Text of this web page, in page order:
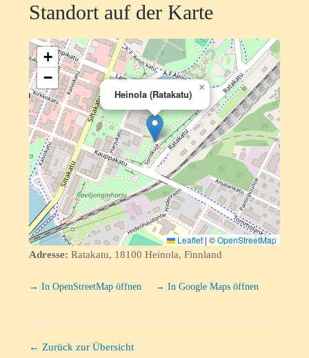
Standort auf der Karte
Heinola (Ratakatu)
×
+
−
Leaflet | ©OpenStreetMap
Adresse: Ratakatu, 18100 Heinola, Finnland
→ In OpenStreetMap öffnen → In Google Maps öffnen
← Zurück zur Übersicht